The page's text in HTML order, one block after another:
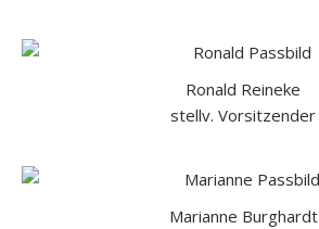
Ronald Reineke
stellv. Vorsitzender
Marianne Burghardt